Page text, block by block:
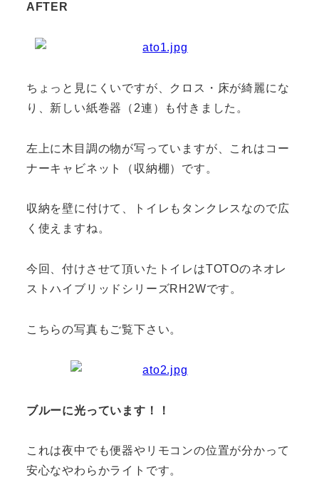
AFTER
ちょっと見にくいですが、クロス・床が綺麗にな
り、新しい紙巻器（2連）も付きました。
左上に木目調の物が写っていますが、これはコー
ナーキャビネット（収納棚）です。
収納を壁に付けて、トイレもタンクレスなので広
く使えますね。
今回、付けさせて頂いたトイレはTOTOのネオレ
ストハイブリッドシリーズRH2Wです。
こちらの写真もご覧下さい。
ブルーに光っています！！
これは夜中でも便器やリモコンの位置が分かって
安心なやわらかライトです。